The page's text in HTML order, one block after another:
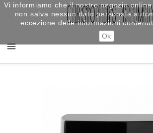

Vi informiamo che il nostro negozio
non salva nessun dato personale
eccezione delle informazioni
Ok